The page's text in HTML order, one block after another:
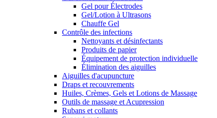
Gel pour Électrodes
Gel/Lotion à Ultrasons
Chauffe Gel
Contrôle des infections
Nettoyants et désinfectants
Produits de papier
Équipement de protection individuelle
Élimination des aiguilles
Aiguilles d'acupuncture
Draps et recouvrements
Huiles, Crèmes, Gels et Lotions de Massage
Outils de massage et Acupression
Rubans et collants